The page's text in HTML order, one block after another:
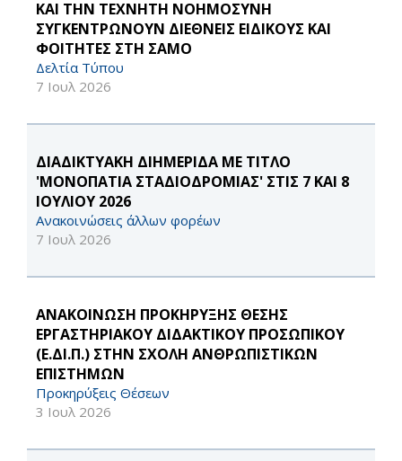
ΚΑΙ ΤΗΝ ΤΕΧΝΗΤΗ ΝΟΗΜΟΣΥΝΗ
ΣΥΓΚΕΝΤΡΩΝΟΥΝ ΔΙΕΘΝΕΙΣ ΕΙΔΙΚΟΥΣ ΚΑΙ
ΦΟΙΤΗΤΕΣ ΣΤΗ ΣΑΜΟ
Δελτία Τύπου
7 Ιουλ 2026
ΔΙΑΔΙΚΤΥΑΚΗ ΔΙΗΜΕΡΙΔΑ ΜΕ ΤΙΤΛΟ
'ΜΟΝΟΠΑΤΙΑ ΣΤΑΔΙΟΔΡΟΜΙΑΣ' ΣΤΙΣ 7 ΚΑΙ 8
ΙΟΥΛΙΟΥ 2026
Ανακοινώσεις άλλων φορέων
7 Ιουλ 2026
ΑΝΑΚΟΙΝΩΣΗ ΠΡΟΚΗΡΥΞΗΣ ΘΕΣΗΣ
ΕΡΓΑΣΤΗΡΙΑΚΟΥ ΔΙΔΑΚΤΙΚΟΥ ΠΡΟΣΩΠΙΚΟΥ
(Ε.ΔΙ.Π.) ΣΤΗΝ ΣΧΟΛΗ ΑΝΘΡΩΠΙΣΤΙΚΩΝ
ΕΠΙΣΤΗΜΩΝ
Προκηρύξεις Θέσεων
3 Ιουλ 2026